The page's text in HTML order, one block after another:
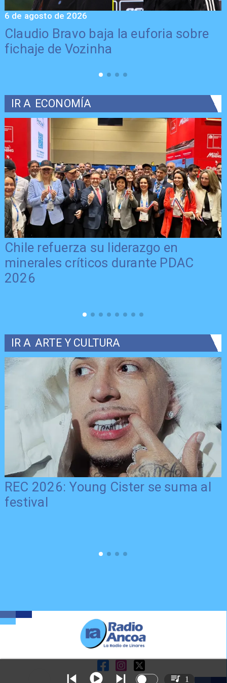
Claudio Bravo baja la euforia sobre
fichaje de Vozinha
6 de agosto de 2026
IR A ECONOMÍA
Chile refuerza su liderazgo en
minerales críticos durante PDAC
2026
IR A ARTE Y CULTURA
REC 2026: Young Cister se suma al
festival
1